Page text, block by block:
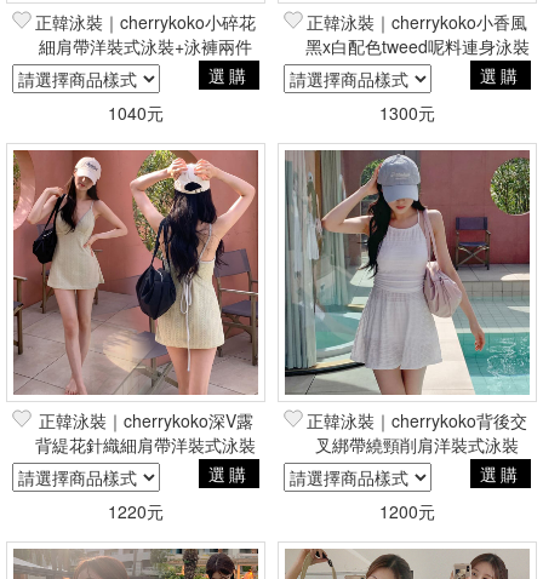
正韓泳裝｜cherrykoko小碎花
細肩帶洋裝式泳裝+泳褲兩件
組
選購
1040元
正韓泳裝｜cherrykoko小香風
黑x白配色tweed呢料連身泳裝
選購
1300元
正韓泳裝｜cherrykoko深V露
背緹花針織細肩帶洋裝式泳裝
選購
1220元
正韓泳裝｜cherrykoko背後交
叉綁帶繞頸削肩洋裝式泳裝
+泳褲兩件組
選購
1200元